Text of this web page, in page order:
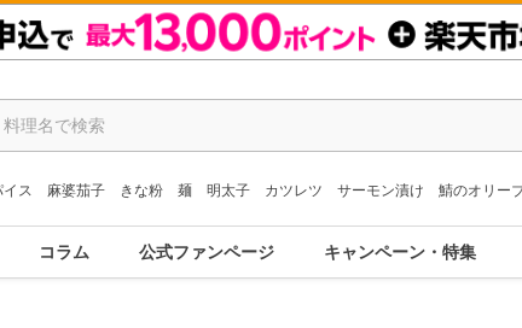
ス 麻婆茄子 きな粉 麺 明太子 カツレツ サーモン漬け 鯖のオリー
コラム 公式ファンページ キャンペーン・特集